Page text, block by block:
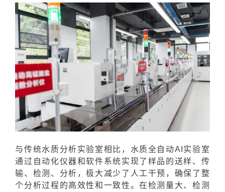
与传统水质分析实验室相比，水质全自动AI实验室
通过自动化仪器和软件系统实现了样品的送样、传
输、检测、分析，极大减少了人工干预 ，确保了整
个分析过程的高效性和一致性。在检测量大、检测